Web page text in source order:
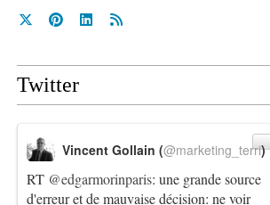
Twitter
RT @edgarmorinparis: une grande source
d'erreur et de mauvaise décision: ne voir
Vincent Gollain (@marketing_terri)